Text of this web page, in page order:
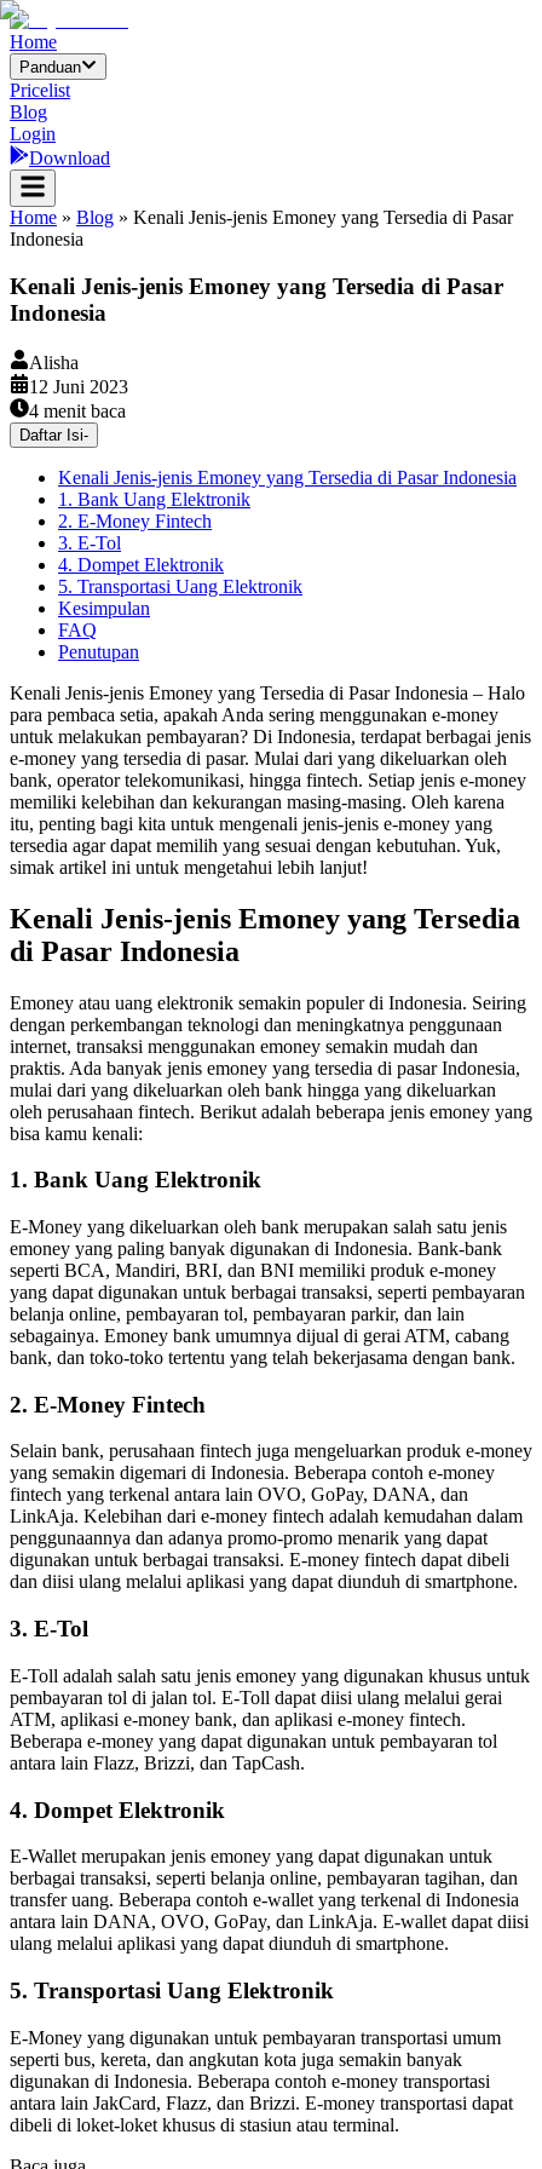
Home
Panduan
Pricelist
Blog
Login
Download
Home » Blog » Kenali Jenis-jenis Emoney yang Tersedia di Pasar
Indonesia
Kenali Jenis-jenis Emoney yang Tersedia di Pasar
Indonesia
Alisha
12 Juni 2023
4 menit baca
Daftar Isi-
Kenali Jenis-jenis Emoney yang Tersedia di Pasar Indonesia
1. Bank Uang Elektronik
2. E-Money Fintech
3. E-Tol
4. Dompet Elektronik
5. Transportasi Uang Elektronik
Kesimpulan
FAQ
Penutupan
Kenali Jenis-jenis Emoney yang Tersedia di Pasar Indonesia – Halo
para pembaca setia, apakah Anda sering menggunakan e-money
untuk melakukan pembayaran? Di Indonesia, terdapat berbagai jenis
e-money yang tersedia di pasar. Mulai dari yang dikeluarkan oleh
bank, operator telekomunikasi, hingga fintech. Setiap jenis e-money
memiliki kelebihan dan kekurangan masing-masing. Oleh karena
itu, penting bagi kita untuk mengenali jenis-jenis e-money yang
tersedia agar dapat memilih yang sesuai dengan kebutuhan. Yuk,
simak artikel ini untuk mengetahui lebih lanjut!
Kenali Jenis-jenis Emoney yang Tersedia
di Pasar Indonesia
Emoney atau uang elektronik semakin populer di Indonesia. Seiring
dengan perkembangan teknologi dan meningkatnya penggunaan
internet, transaksi menggunakan emoney semakin mudah dan
praktis. Ada banyak jenis emoney yang tersedia di pasar Indonesia,
mulai dari yang dikeluarkan oleh bank hingga yang dikeluarkan
oleh perusahaan fintech. Berikut adalah beberapa jenis emoney yang
bisa kamu kenali:
1. Bank Uang Elektronik
E-Money yang dikeluarkan oleh bank merupakan salah satu jenis
emoney yang paling banyak digunakan di Indonesia. Bank-bank
seperti BCA, Mandiri, BRI, dan BNI memiliki produk e-money
yang dapat digunakan untuk berbagai transaksi, seperti pembayaran
belanja online, pembayaran tol, pembayaran parkir, dan lain
sebagainya. Emoney bank umumnya dijual di gerai ATM, cabang
bank, dan toko-toko tertentu yang telah bekerjasama dengan bank.
2. E-Money Fintech
Selain bank, perusahaan fintech juga mengeluarkan produk e-money
yang semakin digemari di Indonesia. Beberapa contoh e-money
fintech yang terkenal antara lain OVO, GoPay, DANA, dan
LinkAja. Kelebihan dari e-money fintech adalah kemudahan dalam
penggunaannya dan adanya promo-promo menarik yang dapat
digunakan untuk berbagai transaksi. E-money fintech dapat dibeli
dan diisi ulang melalui aplikasi yang dapat diunduh di smartphone.
3. E-Tol
E-Toll adalah salah satu jenis emoney yang digunakan khusus untuk
pembayaran tol di jalan tol. E-Toll dapat diisi ulang melalui gerai
ATM, aplikasi e-money bank, dan aplikasi e-money fintech.
Beberapa e-money yang dapat digunakan untuk pembayaran tol
antara lain Flazz, Brizzi, dan TapCash.
4. Dompet Elektronik
E-Wallet merupakan jenis emoney yang dapat digunakan untuk
berbagai transaksi, seperti belanja online, pembayaran tagihan, dan
transfer uang. Beberapa contoh e-wallet yang terkenal di Indonesia
antara lain DANA, OVO, GoPay, dan LinkAja. E-wallet dapat diisi
ulang melalui aplikasi yang dapat diunduh di smartphone.
5. Transportasi Uang Elektronik
E-Money yang digunakan untuk pembayaran transportasi umum
seperti bus, kereta, dan angkutan kota juga semakin banyak
digunakan di Indonesia. Beberapa contoh e-money transportasi
antara lain JakCard, Flazz, dan Brizzi. E-money transportasi dapat
dibeli di loket-loket khusus di stasiun atau terminal.